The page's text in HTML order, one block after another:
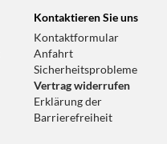
Kontaktieren Sie uns
Kontaktformular
Anfahrt
Sicherheitsprobleme
Vertrag widerrufen
Erklärung der
Barrierefreiheit